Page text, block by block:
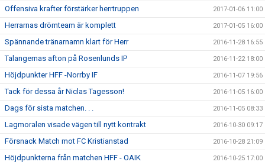
Offensiva krafter förstärker herrtruppen 2017-01-06 11:00
Herrarnas drömteam är komplett 2017-01-05 16:00
Spännande tränarnamn klart för Herr 2016-11-28 16:55
Talangernas afton på Rosenlunds IP 2016-11-22 18:00
Höjdpunkter HFF -Norrby IF 2016-11-07 19:56
Tack för dessa år Niclas Tagesson! 2016-11-05 16:00
Dags för sista matchen. . . 2016-11-05 08:33
Lagmoralen visade vägen till nytt kontrakt 2016-10-30 09:17
Försnack Match mot FC Kristianstad 2016-10-28 21:09
Höjdpunkterna från matchen HFF - OAIK 2016-10-25 17:00